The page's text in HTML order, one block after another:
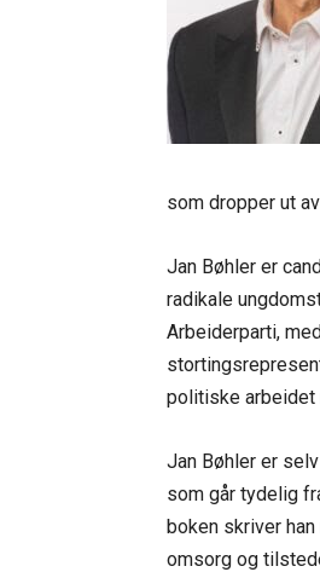
som dropper ut
Jan Bøhler er
radikale
Arbeiderparti,
politiske arbeidet
Jan Bøhler er
som går tydelig
boken skriver
omsorg og